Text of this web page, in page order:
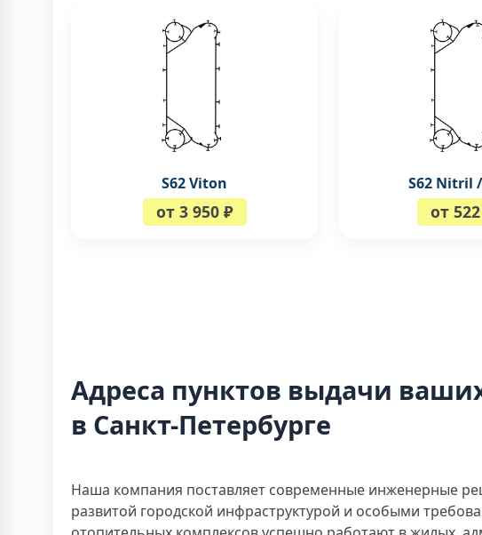
S62 Viton
от 3 950 ₽
S62 Nitril
от
Адреса пунктов выдачи
в Санкт-Петербурге
Наша компания поставляет современные инженерные
развитой городской инфраструктурой и особыми